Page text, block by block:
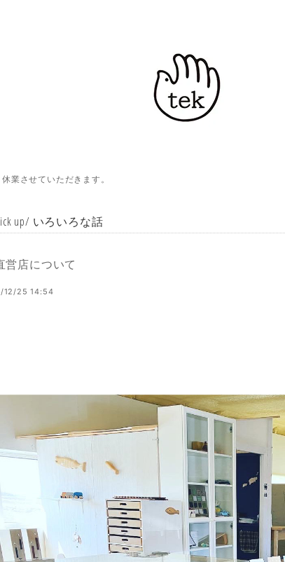
業させていただきます。
up/ いろいろな話
営店について
12/25 14:54